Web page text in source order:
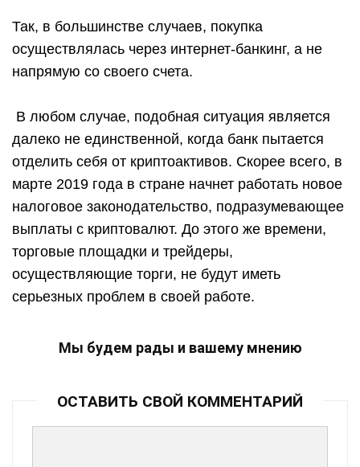
Так, в большинстве случаев, покупка
осуществлялась через интернет-банкинг, а не
напрямую со своего счета.
В любом случае, подобная ситуация является
далеко не единственной, когда банк пытается
отделить себя от криптоактивов. Скорее всего, в
марте 2019 года в стране начнет работать новое
налоговое законодательство, подразумевающее
выплаты с криптовалют. До этого же времени,
торговые площадки и трейдеры,
осуществляющие торги, не будут иметь
серьезных проблем в своей работе.
Мы будем рады и вашему мнению
ОСТАВИТЬ СВОЙ КОММЕНТАРИЙ